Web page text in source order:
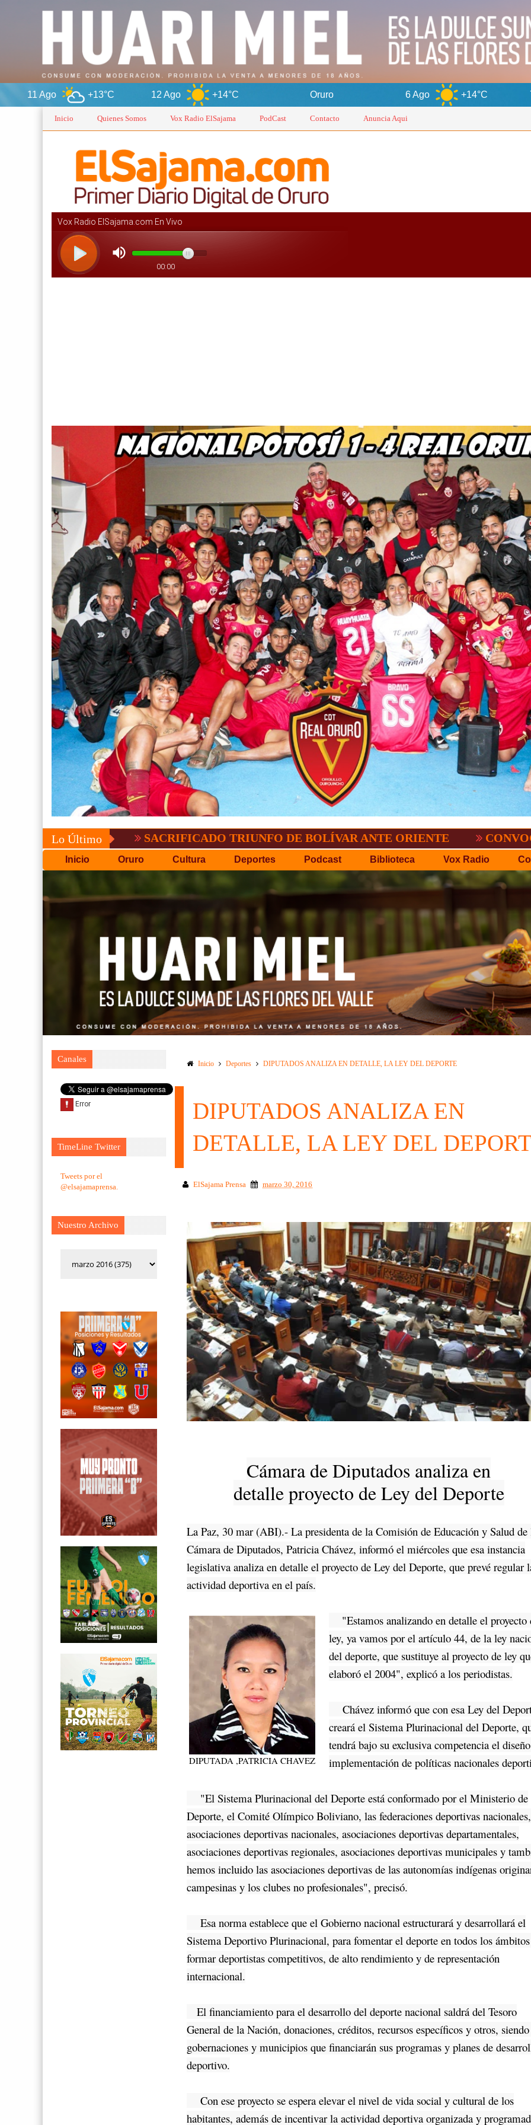
+13°C 12 Ago +14°C +14°C 7 Ago
Inicio Quienes Somos Vox Radio ElSajama PodCast Contacto Anuncia Aqui
Lo ÚltimoSACRIFICADO TRIUNFO DE BOLÍVAR ANTE ORIENTE CONVOCATORIA
Inicio Oruro Cultura Deportes Podcast Biblioteca Vox Radio
Canales
TimeLine Twitter
Tweets por el
@elsajamaprensa.
Nuestro Archivo
Inicio Deportes DIPUTADOS ANALIZA EN DETALLE, LA LEY DEL DEPORTE
DIPUTADOS ANALIZA EN
DETALLE, LA LEY DEL
ElSajama Prensa marzo 30, 2016
Cámara de Diputados analiza en
detalle proyecto de Ley del Deporte
La Paz, 30 mar (ABI).- La presidenta de la Comisión de Educación y Salud de
Cámara de Diputados, Patricia Chávez, informó el miércoles que esa instancia
legislativa analiza en detalle el proyecto de Ley del Deporte, que prevé regular
actividad deportiva en el país.
DIPUTADA ,PATRICIA CHAVEZ
"Estamos analizando en detalle el proyecto
ley, ya vamos por el artículo 44, de la ley
del deporte, que sustituye al proyecto de ley
elaboró el 2004", explicó a los periodistas.
Chávez informó que con esa Ley del
creará el Sistema Plurinacional del Deporte,
tendrá bajo su exclusiva competencia el
implementación de políticas nacionales
"El Sistema Plurinacional del Deporte está conformado por el Ministerio de
Deporte, el Comité Olímpico Boliviano, las federaciones deportivas nacionales,
asociaciones deportivas nacionales, asociaciones deportivas departamentales,
asociaciones deportivas regionales, asociaciones deportivas municipales y
hemos incluido las asociaciones deportivas de las autonomías indígenas
campesinas y los clubes no profesionales", precisó.
Esa norma establece que el Gobierno nacional estructurará y desarrollará el
Sistema Deportivo Plurinacional, para fomentar el deporte en todos los
formar deportistas competitivos, de alto rendimiento y de representación
internacional.
El financiamiento para el desarrollo del deporte nacional saldrá del Tesoro
General de la Nación, donaciones, créditos, recursos específicos y otros,
gobernaciones y municipios que financiarán sus programas y planes de
deportivo.
Con ese proyecto se espera elevar el nivel de vida social y cultural de los
habitantes, además de incentivar la actividad deportiva organizada y